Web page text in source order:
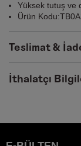
Yüksek tutuş ve
Ürün
Teslimat &
İthalatçı